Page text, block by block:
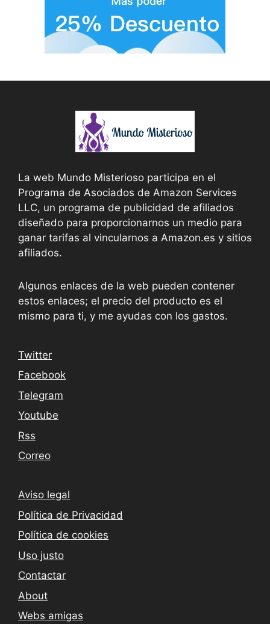
La web Mundo Misterioso participa en el
Programa de Asociados de Amazon Services
LLC, un programa de publicidad de afiliados
diseñado para proporcionarnos un medio para
ganar tarifas al vincularnos a Amazon.es y sitios
afiliados.
Algunos enlaces de la web pueden contener
estos enlaces; el precio del producto es el
mismo para ti, y me ayudas con los gastos.
Twitter
Facebook
Telegram
Youtube
Rss
Correo
Aviso legal
Política de Privacidad
Política de cookies
Uso justo
Contactar
About
Webs amigas